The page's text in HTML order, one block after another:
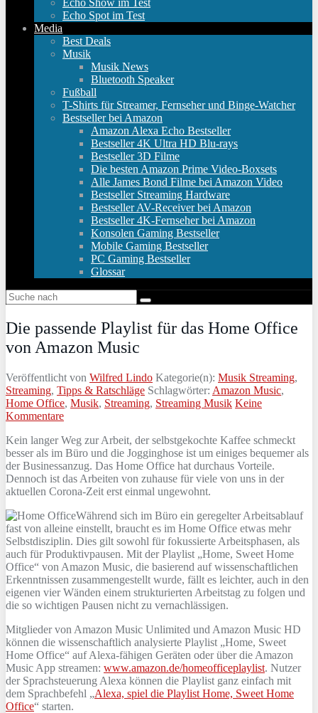
Echo Show im Test
Echo Spot im Test
Media
Best Deals
Musik
Musik News
Bluetooth Speaker
Fußball
T-Shirts für Streamer, Fernseher und Binge-Watcher
Bestseller bei Amazon
Amazon Alexa Echo Bestseller
Bestseller 4K Ultra HD Blu-rays
Bestseller 3D Filme
Die besten Amazon Prime Video-Boxsets
Alle James Bond Filme bei Amazon Video
Bestseller Streaming Hardware
Bestseller AV-Receiver bei Amazon
Bestseller 4K-Fernseher bei Amazon
Konsolen Gaming Bestseller
Mobile Gaming Bestseller
PC Gaming Bestseller
Glossar
Die passende Playlist für das Home Office
von Amazon Music
Veröffentlicht von Wilfred Lindo Kategorie(n): Musik Streaming,
Streaming, Tipps & Ratschläge Schlagwörter: Amazon Music,
Home Office, Musik, Streaming, Streaming Musik Keine
Kommentare
Kein langer Weg zur Arbeit, der selbstgekochte Kaffee schmeckt
besser als im Büro und die Jogginghose ist um einiges bequemer als
der Businessanzug. Das Home Office hat durchaus Vorteile.
Dennoch ist das Arbeiten von zuhause für viele von uns in der
aktuellen Corona-Zeit erst einmal ungewohnt.
Während sich im Büro ein geregelter Arbeitsablauf
fast von alleine einstellt, braucht es im Home Office etwas mehr
Selbstdisziplin. Dies gilt sowohl für fokussierte Arbeitsphasen, als
auch für Produktivpausen. Mit der Playlist „Home, Sweet Home
Office“ von Amazon Music, die basierend auf wissenschaftlichen
Erkenntnissen zusammengestellt wurde, fällt es leichter, auch in den
eigenen vier Wänden einem strukturierten Arbeitstag zu folgen und
die so wichtigen Pausen nicht zu vernachlässigen.
Mitglieder von Amazon Music Unlimited und Amazon Music HD
können die wissenschaftlich analysierte Playlist „Home, Sweet
Home Office“ auf Alexa-fähigen Geräten oder über die Amazon
Music App streamen: www.amazon.de/homeofficeplaylist. Nutzer
der Sprachsteuerung Alexa können die Playlist ganz einfach mit
dem Sprachbefehl „Alexa, spiel die Playlist Home, Sweet Home
Office“ starten.